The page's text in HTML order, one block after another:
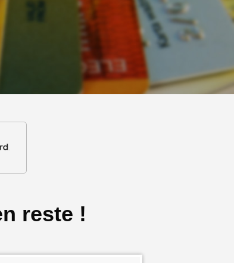
reste !